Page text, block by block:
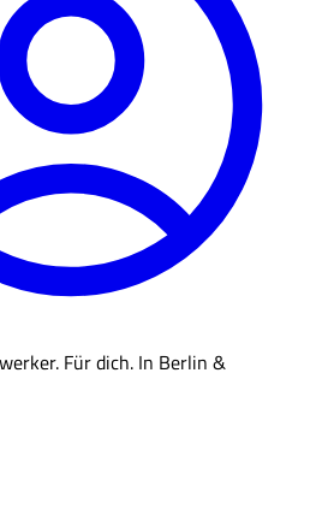
Für dich. In Berlin &